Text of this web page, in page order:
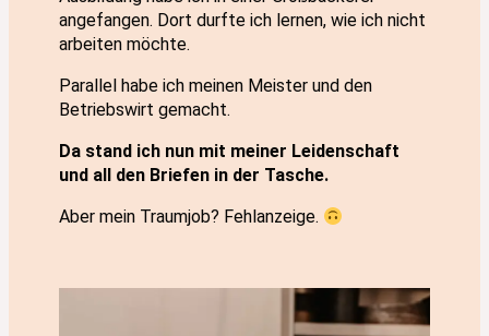
angefangen. Dort durfte ich lernen, wie ich nicht
arbeiten möchte.
Parallel habe ich meinen Meister und den
Betriebswirt gemacht.
Da stand ich nun mit meiner Leidenschaft
und all den Briefen in der Tasche.
Aber mein Traumjob? Fehlanzeige.